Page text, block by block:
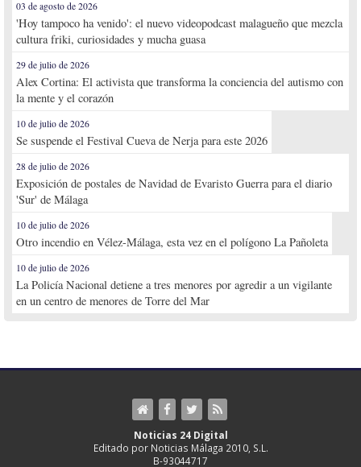
03 de agosto de 2026
'Hoy tampoco ha venido': el nuevo videopodcast malagueño que mezcla
cultura friki, curiosidades y mucha guasa
29 de julio de 2026
Alex Cortina: El activista que transforma la conciencia del autismo con
la mente y el corazón
10 de julio de 2026
Se suspende el Festival Cueva de Nerja para este 2026
28 de julio de 2026
Exposición de postales de Navidad de Evaristo Guerra para el diario
'Sur' de Málaga
10 de julio de 2026
Otro incendio en Vélez-Málaga, esta vez en el polígono La Pañoleta
10 de julio de 2026
La Policía Nacional detiene a tres menores por agredir a un vigilante
en un centro de menores de Torre del Mar
Noticias 24 Digital
Editado por Noticias Málaga 2010, S.L.
B-93044717